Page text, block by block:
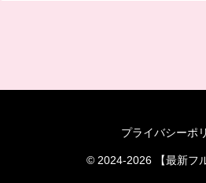
プライバシーポ
© 2024-2026 【最新フ